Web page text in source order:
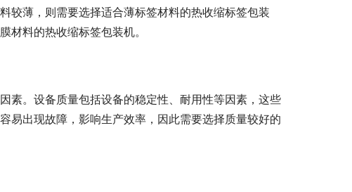
较薄，则需要选择适合薄标签材料的热收缩标签包装
材料的热收缩标签包装机。
素。设备质量包括设备的稳定性、耐用性等因素，这些
易出现故障，影响生产效率，因此需要选择质量较好的